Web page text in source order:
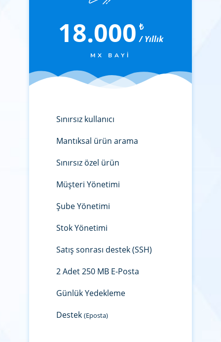
18.000 ₺
/ Yıllık
MX BAYI
Sınırsız kullanıcı
Mantıksal ürün arama
Sınırsız özel ürün
Müşteri Yönetimi
Şube Yönetimi
Stok Yönetimi
Satış sonrası destek (SSH)
2 Adet 250 MB E-Posta
Günlük Yedekleme
Destek (Eposta)